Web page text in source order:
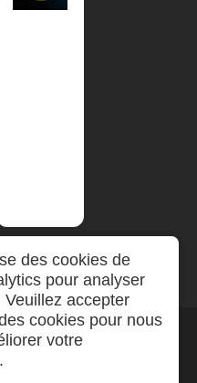
des cookies de
pour analyser
Veuillez accepter
cookies pour nous
votre